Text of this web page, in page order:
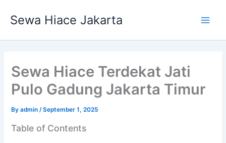
Sewa Hiace Jakarta
Sewa Hiace Terdekat Jati
Pulo Gadung Jakarta Timur
Byadmin /September 1, 2025
Table of Contents